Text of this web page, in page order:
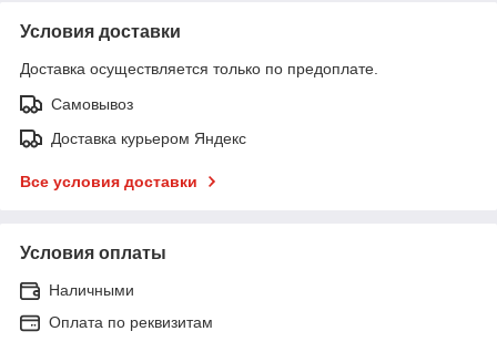
Условия доставки
Доставка осуществляется только по предоплате.
Самовывоз
Доставка курьером Яндекс
Все условия доставки
Условия оплаты
Наличными
Оплата по реквизитам